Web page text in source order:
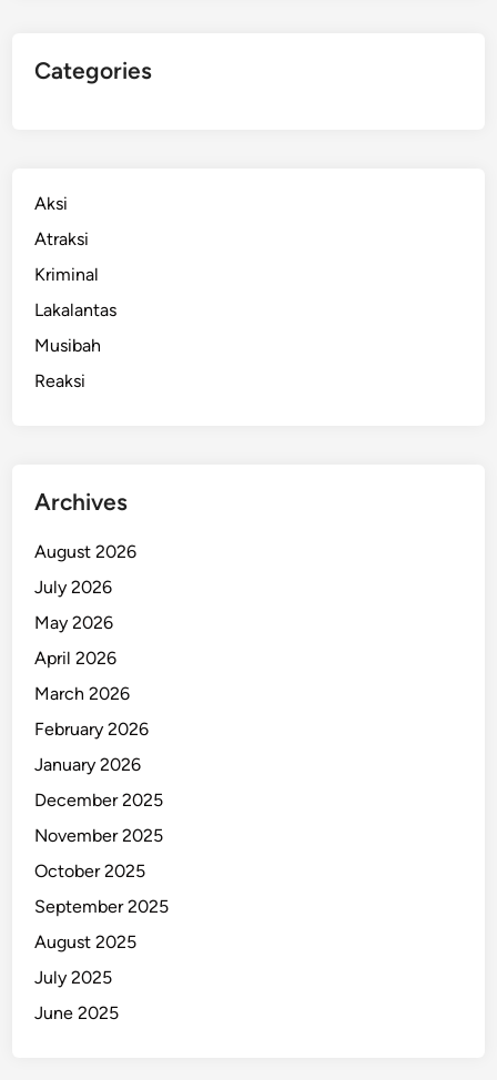
Categories
Aksi
Atraksi
Kriminal
Lakalantas
Musibah
Reaksi
Archives
August 2026
July 2026
May 2026
April 2026
March 2026
February 2026
January 2026
December 2025
November 2025
October 2025
September 2025
August 2025
July 2025
June 2025